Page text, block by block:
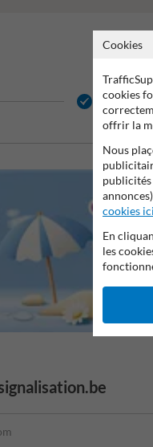
2 ans de
Cookies
cookies
offrir la
Nous
publicités
cookies ici
En
les